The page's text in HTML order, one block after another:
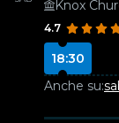
Knox
4.7
18:30
Anche su: